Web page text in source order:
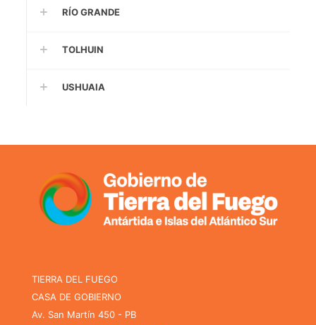
RÍO GRANDE
TOLHUIN
USHUAIA
TIERRA DEL FUEGO
CASA DE GOBIERNO
Av. San Martín 450 - PB